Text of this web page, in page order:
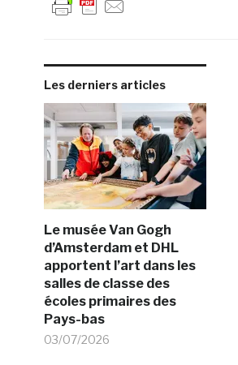
Les derniers articles
Le musée Van Gogh
d’Amsterdam et DHL
apportent l’art dans les
salles de classe des
écoles primaires des
Pays-bas
03/07/2026